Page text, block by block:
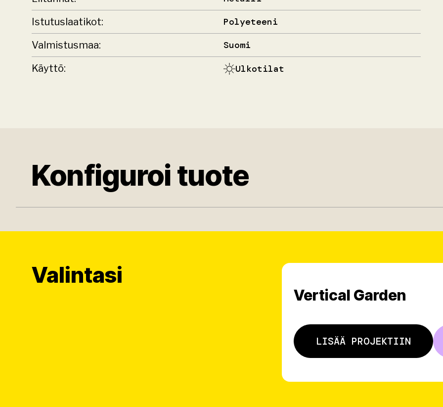
Istutuslaatikot:
Polyeteeni
Valmistusmaa:
Suomi
Käyttö:
Ulkotilat
Konfiguroi tuote
Valintasi
Vertical Garden
LISÄÄ PROJEKTIIN